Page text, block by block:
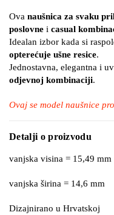
Ovanaušnica za svaku
poslovne icasual
Idealan izbor kada si
opterećuje ušne resice.
Jednostavna, elegantna i
odjevnoj kombinaciji.
Ovaj se model naušnice
Detalji o proizvodu
vanjska visina = 15,49 mm
vanjska širina = 14,6 mm
Dizajnirano u Hrvatskoj